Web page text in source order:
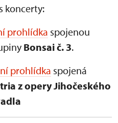
koncerty:
prohlídka spojenou
Bonsai č. 3.
prohlídka spojená
tria z opery Jihočeského